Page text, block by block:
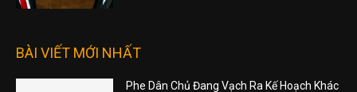
BÀI VIẾT MỚI NHẤT
Phe Dân Chủ Đang Vạch Ra Kế Hoạch Khác